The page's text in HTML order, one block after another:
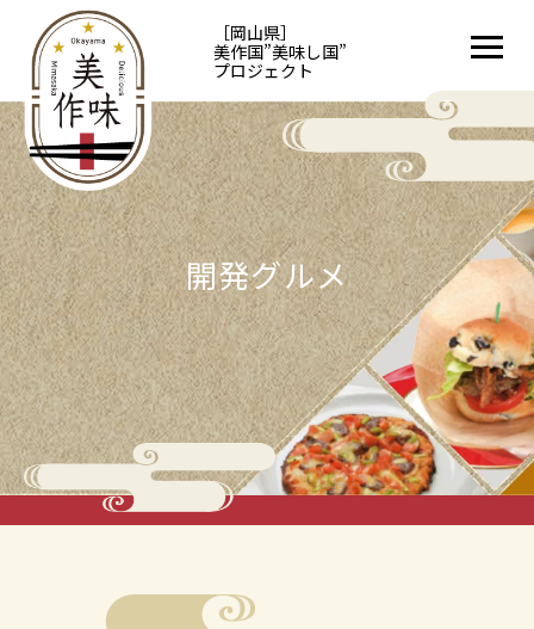
［岡山県］
美作国”美味し国”
プロジェクト
開発グルメ